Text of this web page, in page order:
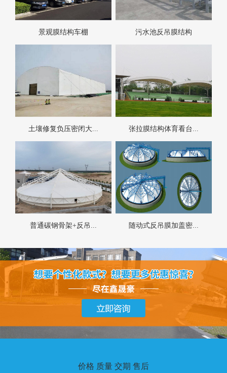
景观膜结构车棚 污水池反吊膜结构
土壤修复负压密闭大... 张拉膜结构体育看台...
普通碳钢骨架+反吊... 随动式反吊膜加盖密...
价格 质量 交期 售后